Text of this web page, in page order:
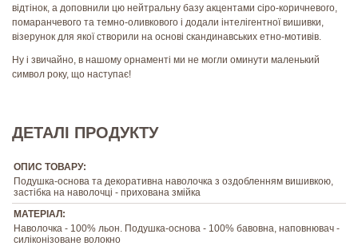
відтінок, а доповнили цю нейтральну базу акцентами сіро-коричневого,
помаранчевого та темно-оливкового і додали інтелігентної вишивки,
візерунок для якої створили на основі скандинавських етно-мотивів.
Ну і звичайно, в нашому орнаменті ми не могли оминути маленький
символ року, що наступає!
ДЕТАЛІ ПРОДУКТУ
ОПИС ТОВАРУ:
Подушка-основа та декоративна наволочка з оздобленням вишивкою,
застібка на наволочці - прихована змійка
МАТЕРІАЛ:
Наволочка - 100% льон. Подушка-основа - 100% бавовна, наповнювач -
силіконізоване волокно